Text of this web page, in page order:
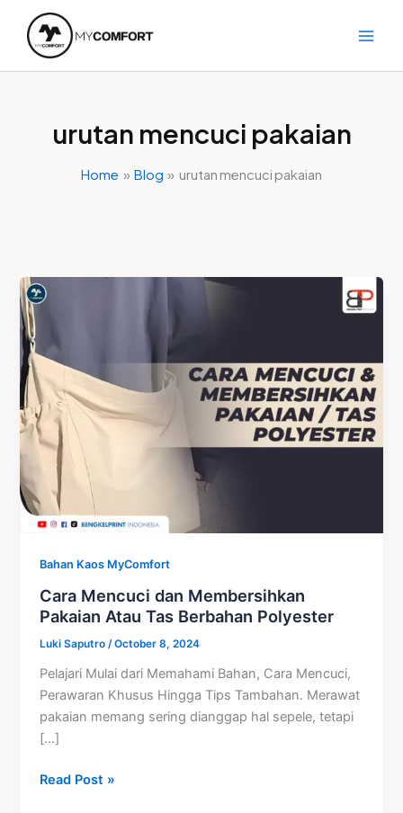
content
urutan mencuci pakaian
Home Blog urutan mencuci pakaian
Bahan Kaos MyComfort
Cara Mencuci dan Membersihkan
Pakaian Atau Tas Berbahan Polyester
Luki Saputro/October 8, 2024
Pelajari Mulai dari Memahami Bahan, Cara Mencuci,
Perawaran Khusus Hingga Tips Tambahan. Merawat
pakaian memang sering dianggap hal sepele, tetapi
[…]
Cara
Mencuci
Membersihkan
Pakaian
Atau
Tas
Berbahan
Polyester
Read Post »